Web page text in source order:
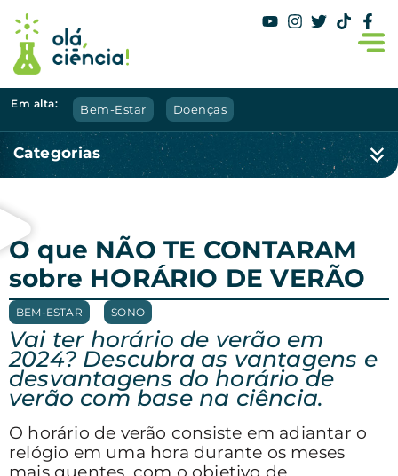
Em alta: Bem-Estar Doenças
Categorias
O que NÃO TE CONTARAM
sobre HORÁRIO DE VERÃO
BEM-ESTAR SONO
Vai ter horário de verão em
2024? Descubra as vantagens e
desvantagens do horário de
verão com base na ciência.
O horário de verão consiste em adiantar o
relógio em uma hora durante os meses
mais quentes, com o objetivo de